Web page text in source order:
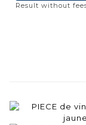
Result without